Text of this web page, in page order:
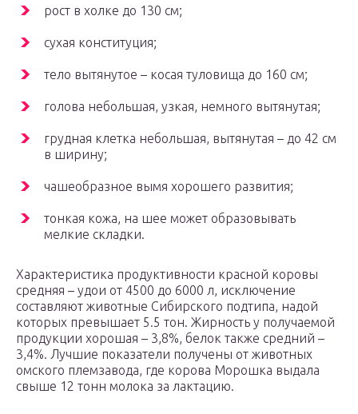
рост в холке до 130 см;
сухая конституция;
тело вытянутое – косая туловища до 160 см;
голова небольшая, узкая, немного вытянутая;
грудная клетка небольшая, вытянутая – до 42 см
в ширину;
чашеобразное вымя хорошего развития;
тонкая кожа, на шее может образовывать
мелкие складки.
Характеристика продуктивности красной коровы
средняя – удои от 4500 до 6000 л, исключение
составляют животные Сибирского подтипа, надой
которых превышает 5.5 тон. Жирность у получаемой
продукции хорошая – 3,8%, белок также средний –
3,4%. Лучшие показатели получены от животных
омского племзавода, где корова Морошка выдала
свыше 12 тонн молока за лактацию.